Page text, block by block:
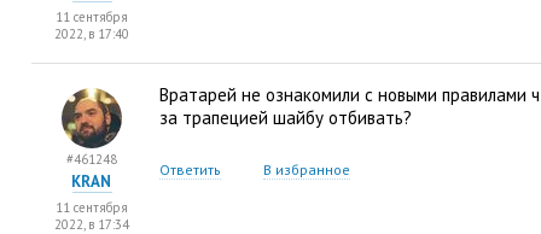
11 сентября
2022, в 17:40
Вратарей не ознакомили с новыми правилами
за трапецией шайбу отбивать?
Ответить В избранное
#461248
KRAN
11 сентября
2022, в 17:34